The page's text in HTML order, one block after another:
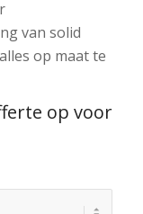
van solid
op maat te
op voor